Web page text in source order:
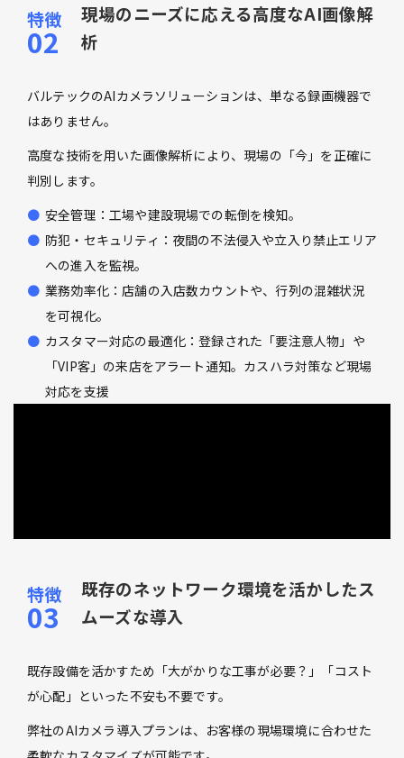
現場のニーズに応える高度なAI画像解
析
バルテックのAIカメラソリューションは、単なる録画機器で
はありません。
高度な技術を用いた画像解析により、現場の「今」を正確に
判別します。
安全管理：工場や建設現場での転倒を検知。
防犯・セキュリティ：夜間の不法侵入や立入り禁止エリア
への進入を監視。
業務効率化：店舗の入店数カウントや、行列の混雑状況
を可視化。
カスタマー対応の最適化：登録された「要注意人物」や
「VIP客」の来店をアラート通知。カスハラ対策など現場
対応を支援
既存のネットワーク環境を活かしたス
ムーズな導入
既存設備を活かすため「大がかりな工事が必要？」「コスト
が心配」といった不安も不要です。
弊社のAIカメラ導入プランは、お客様の現場環境に合わせた